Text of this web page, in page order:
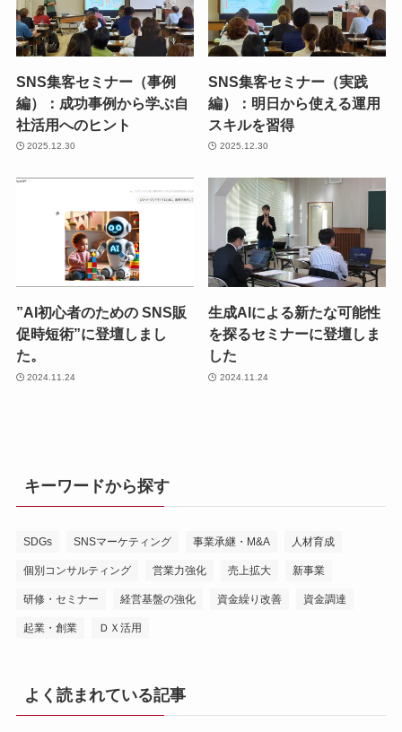
SNS集客セミナー（事例
編）：成功事例から学ぶ自
社活用へのヒント
2025.12.30
SNS集客セミナー（実践
編）：明日から使える運用
スキルを習得
2025.12.30
”AI初心者のための SNS販
促時短術”に登壇しまし
た。
2024.11.24
生成AIによる新たな可能性
を探るセミナーに登壇しま
した
2024.11.24
キーワードから探す
SDGs SNSマーケティング 事業承継・M&A 人材育成
個別コンサルティング 営業力強化 売上拡大 新事業
研修・セミナー 経営基盤の強化 資金繰り改善 資金調達
起業・創業 ＤＸ活用
よく読まれている記事